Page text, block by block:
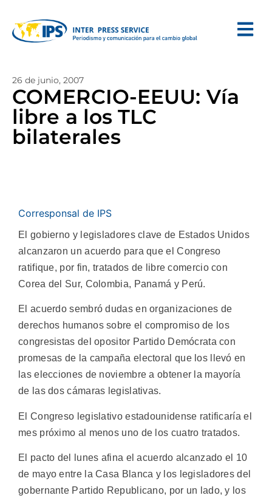
26 de junio, 2007
COMERCIO-EEUU: Vía
libre a los TLC
bilaterales
Corresponsal de IPS
El gobierno y legisladores clave de Estados Unidos
alcanzaron un acuerdo para que el Congreso
ratifique, por fin, tratados de libre comercio con
Corea del Sur, Colombia, Panamá y Perú.
El acuerdo sembró dudas en organizaciones de
derechos humanos sobre el compromiso de los
congresistas del opositor Partido Demócrata con
promesas de la campaña electoral que los llevó en
las elecciones de noviembre a obtener la mayoría
de las dos cámaras legislativas.
El Congreso legislativo estadounidense ratificaría el
mes próximo al menos uno de los cuatro tratados.
El pacto del lunes afina el acuerdo alcanzado el 10
de mayo entre la Casa Blanca y los legisladores del
gobernante Partido Republicano, por un lado, y los